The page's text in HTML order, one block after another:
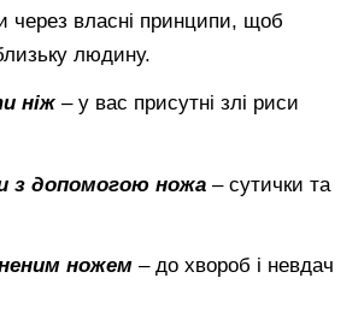
через власні принципи, щоб
людину.
ніж – у вас присутні злі риси
з допомогою ножа – сутички та
ножем – до хвороб і невдач